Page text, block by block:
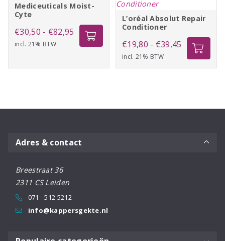
Mediceuticals Moist-
Cyte
€30,50 - €82,95 Prijsklasse:
€30,50
incl. 21% BTW
L’oréal Absolut Repair
Conditioner
€19,80 - €39,45 Prijsklasse:
€19,80
tot
incl. 21% BTW
Adres & contact
Breestraat 36
2311 CS Leiden
071 - 512 5212
info@kappersgekte.nl